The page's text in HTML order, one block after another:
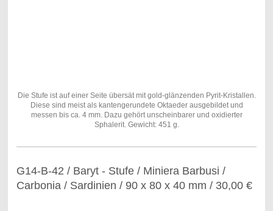
Die Stufe ist auf einer Seite übersät mit gold-glänzenden Pyrit-Kristallen.
Diese sind meist als kantengerundete Oktaeder ausgebildet und
messen bis ca. 4 mm. Dazu gehört unscheinbarer und oxidierter
Sphalerit. Gewicht: 451 g.
G14-B-42 / Baryt - Stufe / Miniera Barbusi /
Carbonia / Sardinien / 90 x 80 x 40 mm / 30,00 €